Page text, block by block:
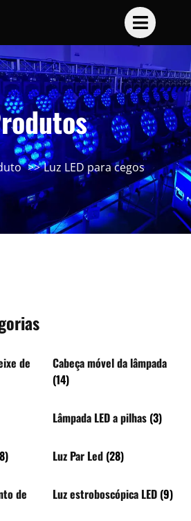
Luz LED para cegos
de
Cabeça móvel da lâmpada
(14)
Lâmpada LED a pilhas (3)
Luz Par Led (28)
de
Luz estroboscópica LED (9)